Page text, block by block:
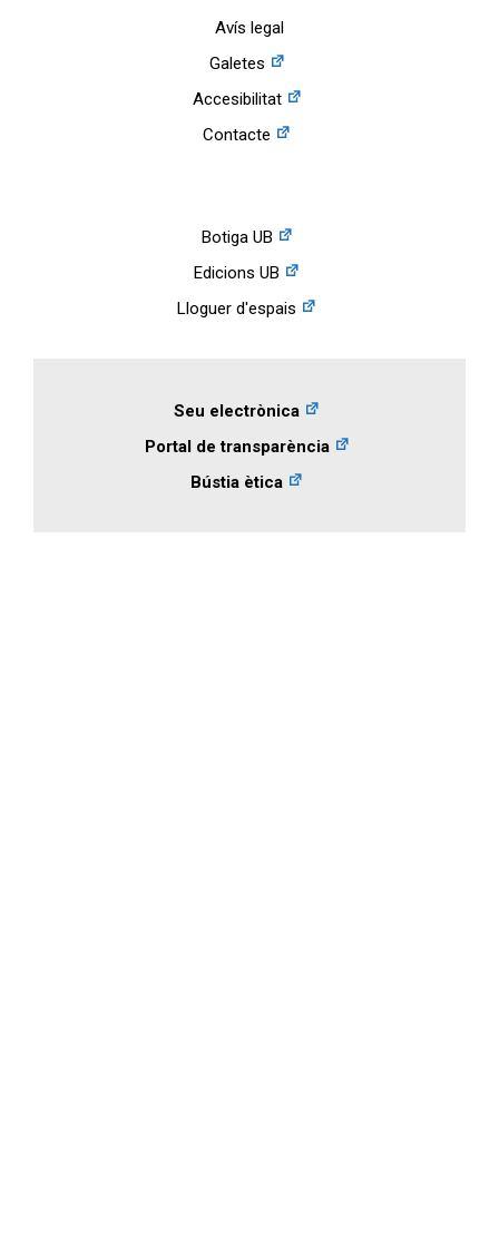
Avís legal
Galetes
Accesibilitat
Contacte
Botiga UB
Edicions UB
Lloguer d'espais
Seu electrònica
Portal de transparència
Bústia ètica